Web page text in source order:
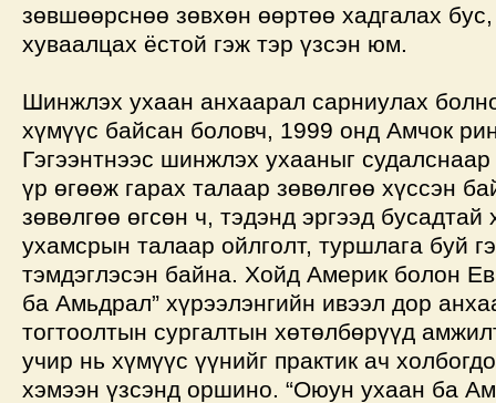
зөвшөөрснөө зөвхөн өөртөө хадгалах
хуваалцах ёстой гэж тэр үзсэн юм.
Шинжлэх ухаан анхаарал сарниулах
хүмүүс байсан боловч, 1999 онд Амчок
Гэгээнтнээс шинжлэх ухааныг
үр өгөөж гарах талаар зөвөлгөө хүссэн
зөвөлгөө өгсөн ч, тэдэнд эргээд бусадтай
ухамсрын талаар ойлголт, туршлага буй
тэмдэглэсэн байна. Хойд Америк болон
ба Амьдрал” хүрээлэнгийн ивээл дор
тогтоолтын сургалтын хөтөлбөрүүд
учир нь хүмүүс үүнийг практик ач
хэмээн үзсэнд оршино. “Оюун ухаан ба